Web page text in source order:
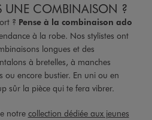
UNE COMBINAISON ?
? Pense à la combinaison ado
à la robe. Nos stylistes ont
longues et des
à bretelles, à manches
ou encore bustier. En uni ou en
sûr la pièce qui te fera vibrer.
notre collection dédiée aux jeunes